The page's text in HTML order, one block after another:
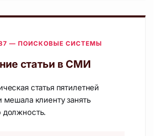
— ПОИСКОВЫЕ СИСТЕМЫ
статьи в СМИ
статья пятилетней
мешала клиенту занять